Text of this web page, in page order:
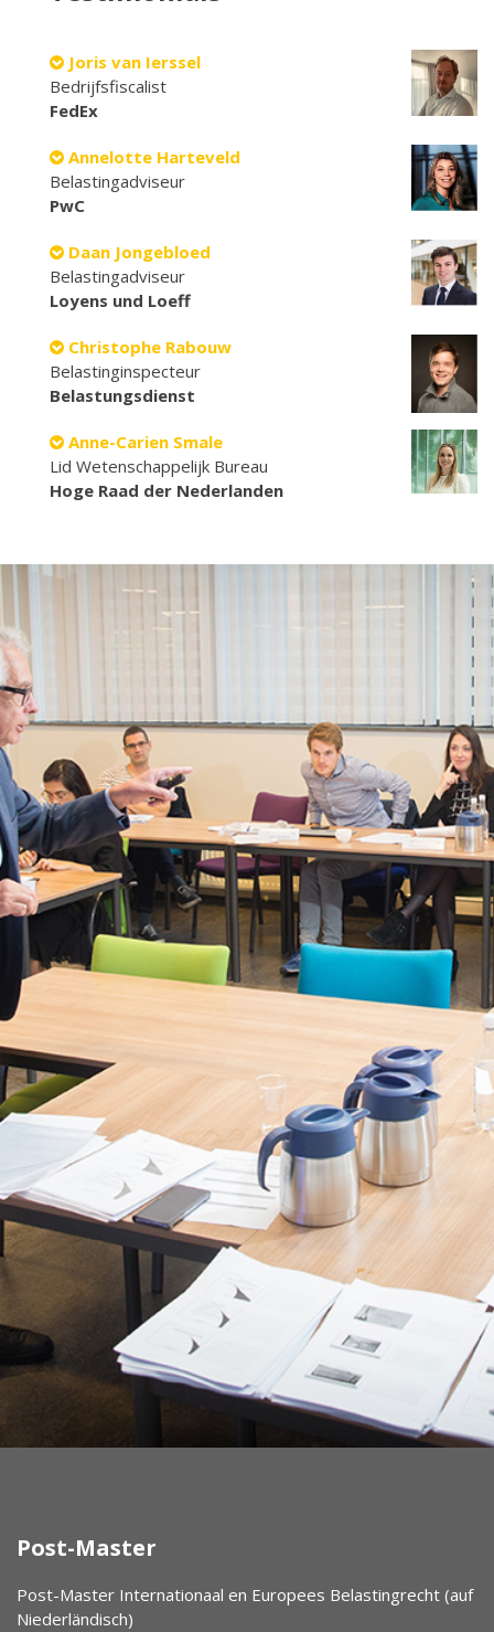
Joris van Ierssel
Bedrijfsfiscalist
FedEx
Annelotte Harteveld
Belastingadviseur
PwC
Daan Jongebloed
Belastingadviseur
Loyens und Loeff
Christophe Rabouw
Belastinginspecteur
Belastungsdienst
Anne-Carien Smale
Lid Wetenschappelijk Bureau
Hoge Raad der Nederlanden
Post-Master
Post-Master Internationaal en Europees Belastingrecht (auf
Niederländisch)